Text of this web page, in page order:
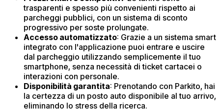
trasparenti e spesso più convenienti rispetto ai
parcheggi pubblici, con un sistema di sconto
progressivo per soste prolungate.​
Accesso automatizzato: Grazie a un sistema smart
integrato con l'applicazione puoi entrare e uscire
dal parcheggio utilizzando semplicemente il tuo
smartphone, senza necessità di ticket cartacei o
interazioni con personale.​
Disponibilità garantita: Prenotando con Parkito, hai
la certezza di un posto auto disponibile al tuo arrivo,
eliminando lo stress della ricerca.